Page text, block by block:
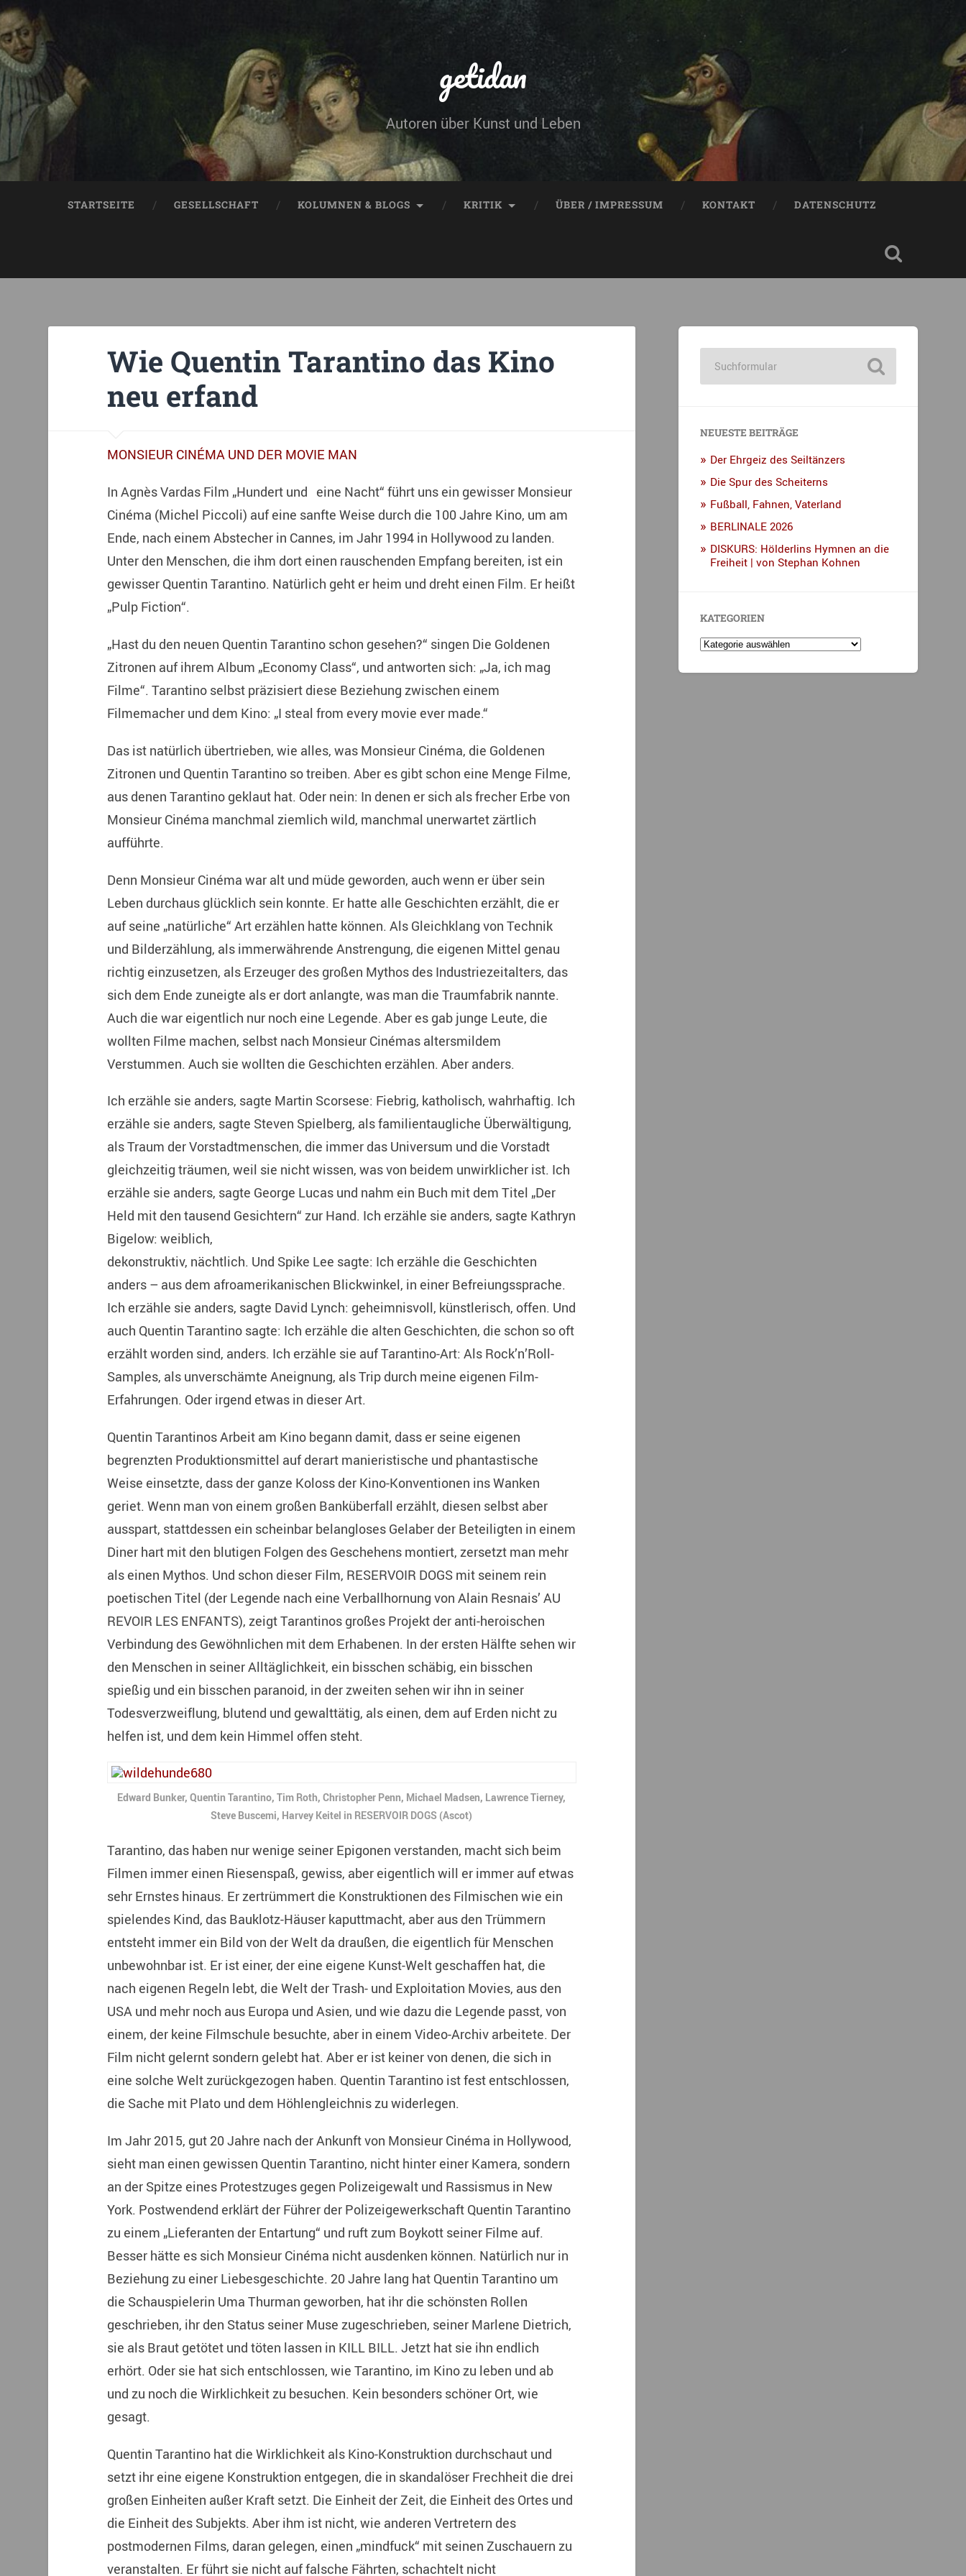
getidan
Autoren über Kunst und Leben
STARTSEITE GESELLSCHAFT KOLUMNEN & BLOGS KRITIK ÜBER / IMPRESSUM KONTAKT DATENSCHUTZ
Wie Quentin Tarantino das Kino
neu erfand
MONSIEUR CINÉMA UND DER MOVIE MAN
In Agnès Vardas Film „Hundert und eine Nacht“ führt uns ein gewisser Monsieur
Cinéma (Michel Piccoli) auf eine sanfte Weise durch die 100 Jahre Kino, um am
Ende, nach einem Abstecher in Cannes, im Jahr 1994 in Hollywood zu landen.
Unter den Menschen, die ihm dort einen rauschenden Empfang bereiten, ist ein
gewisser Quentin Tarantino. Natürlich geht er heim und dreht einen Film. Er heißt
„Pulp Fiction“.
„Hast du den neuen Quentin Tarantino schon gesehen?“ singen Die Goldenen
Zitronen auf ihrem Album „Economy Class“, und antworten sich: „Ja, ich mag
Filme“. Tarantino selbst präzisiert diese Beziehung zwischen einem
Filmemacher und dem Kino: „I steal from every movie ever made.“
Das ist natürlich übertrieben, wie alles, was Monsieur Cinéma, die Goldenen
Zitronen und Quentin Tarantino so treiben. Aber es gibt schon eine Menge Filme,
aus denen Tarantino geklaut hat. Oder nein: In denen er sich als frecher Erbe von
Monsieur Cinéma manchmal ziemlich wild, manchmal unerwartet zärtlich
aufführte.
Denn Monsieur Cinéma war alt und müde geworden, auch wenn er über sein
Leben durchaus glücklich sein konnte. Er hatte alle Geschichten erzählt, die er
auf seine „natürliche“ Art erzählen hatte können. Als Gleichklang von Technik
und Bilderzählung, als immerwährende Anstrengung, die eigenen Mittel genau
richtig einzusetzen, als Erzeuger des großen Mythos des Industriezeitalters, das
sich dem Ende zuneigte als er dort anlangte, was man die Traumfabrik nannte.
Auch die war eigentlich nur noch eine Legende. Aber es gab junge Leute, die
wollten Filme machen, selbst nach Monsieur Cinémas altersmildem
Verstummen. Auch sie wollten die Geschichten erzählen. Aber anders.
Ich erzähle sie anders, sagte Martin Scorsese: Fiebrig, katholisch, wahrhaftig. Ich
erzähle sie anders, sagte Steven Spielberg, als familientaugliche Überwältigung,
als Traum der Vorstadtmenschen, die immer das Universum und die Vorstadt
gleichzeitig träumen, weil sie nicht wissen, was von beidem unwirklicher ist. Ich
erzähle sie anders, sagte George Lucas und nahm ein Buch mit dem Titel „Der
Held mit den tausend Gesichtern“ zur Hand. Ich erzähle sie anders, sagte Kathryn
Bigelow: weiblich,
dekonstruktiv, nächtlich. Und Spike Lee sagte: Ich erzähle die Geschichten
anders ­– aus dem afroamerikanischen Blickwinkel, in einer Befreiungssprache.
Ich erzähle sie anders, sagte David Lynch: geheimnisvoll, künstlerisch, offen. Und
auch Quentin Tarantino sagte: Ich erzähle die alten Geschichten, die schon so oft
erzählt worden sind, anders. Ich erzähle sie auf Tarantino-Art: Als Rock’n’Roll-
Samples, als unverschämte Aneignung, als Trip durch meine eigenen Film-
Erfahrungen. Oder irgend etwas in dieser Art.
Quentin Tarantinos Arbeit am Kino begann damit, dass er seine eigenen
begrenzten Produktionsmittel auf derart manieristische und phantastische
Weise einsetzte, dass der ganze Koloss der Kino-Konventionen ins Wanken
geriet. Wenn man von einem großen Banküberfall erzählt, diesen selbst aber
ausspart, stattdessen ein scheinbar belangloses Gelaber der Beteiligten in einem
Diner hart mit den blutigen Folgen des Geschehens montiert, zersetzt man mehr
als einen Mythos. Und schon dieser Film, RESERVOIR DOGS mit seinem rein
poetischen Titel (der Legende nach eine Verballhornung von Alain Resnais’ AU
REVOIR LES ENFANTS), zeigt Tarantinos großes Projekt der anti-heroischen
Verbindung des Gewöhnlichen mit dem Erhabenen. In der ersten Hälfte sehen wir
den Menschen in seiner Alltäglichkeit, ein bisschen schäbig, ein bisschen
spießig und ein bisschen paranoid, in der zweiten sehen wir ihn in seiner
Todesverzweiflung, blutend und gewalttätig, als einen, dem auf Erden nicht zu
helfen ist, und dem kein Himmel offen steht.
Edward Bunker, Quentin Tarantino, Tim Roth, Christopher Penn, Michael Madsen, Lawrence Tierney,
Steve Buscemi, Harvey Keitel in RESERVOIR DOGS (Ascot)
Tarantino, das haben nur wenige seiner Epigonen verstanden, macht sich beim
Filmen immer einen Riesenspaß, gewiss, aber eigentlich will er immer auf etwas
sehr Ernstes hinaus. Er zertrümmert die Konstruktionen des Filmischen wie ein
spielendes Kind, das Bauklotz-Häuser kaputtmacht, aber aus den Trümmern
entsteht immer ein Bild von der Welt da draußen, die eigentlich für Menschen
unbewohnbar ist. Er ist einer, der eine eigene Kunst-Welt geschaffen hat, die
nach eigenen Regeln lebt, die Welt der Trash- und Exploitation Movies, aus den
USA und mehr noch aus Europa und Asien, und wie dazu die Legende passt, von
einem, der keine Filmschule besuchte, aber in einem Video-Archiv arbeitete. Der
Film nicht gelernt sondern gelebt hat. Aber er ist keiner von denen, die sich in
eine solche Welt zurückgezogen haben. Quentin Tarantino ist fest entschlossen,
die Sache mit Plato und dem Höhlengleichnis zu widerlegen.
Im Jahr 2015, gut 20 Jahre nach der Ankunft von Monsieur Cinéma in Hollywood,
sieht man einen gewissen Quentin Tarantino, nicht hinter einer Kamera, sondern
an der Spitze eines Protestzuges gegen Polizeigewalt und Rassismus in New
York. Postwendend erklärt der Führer der Polizeigewerkschaft Quentin Tarantino
zu einem „Lieferanten der Entartung“ und ruft zum Boykott seiner Filme auf.
Besser hätte es sich Monsieur Cinéma nicht ausdenken können. Natürlich nur in
Beziehung zu einer Liebesgeschichte. 20 Jahre lang hat Quentin Tarantino um
die Schauspielerin Uma Thurman geworben, hat ihr die schönsten Rollen
geschrieben, ihr den Status seiner Muse zugeschrieben, seiner Marlene Dietrich,
sie als Braut getötet und töten lassen in KILL BILL. Jetzt hat sie ihn endlich
erhört. Oder sie hat sich entschlossen, wie Tarantino, im Kino zu leben und ab
und zu noch die Wirklichkeit zu besuchen. Kein besonders schöner Ort, wie
gesagt.
Quentin Tarantino hat die Wirklichkeit als Kino-Konstruktion durchschaut und
setzt ihr eine eigene Konstruktion entgegen, die in skandalöser Frechheit die drei
großen Einheiten außer Kraft setzt. Die Einheit der Zeit, die Einheit des Ortes und
die Einheit des Subjekts. Aber ihm ist nicht, wie anderen Vertretern des
postmodernen Films, daran gelegen, einen „mindfuck“ mit seinen Zuschauern zu
veranstalten. Er führt sie nicht auf falsche Fährten, schachtelt nicht
NEUESTE BEITRÄGE
Der Ehrgeiz des Seiltänzers
Die Spur des Scheiterns
Fußball, Fahnen, Vaterland
BERLINALE 2026
DISKURS: Hölderlins Hymnen an die
Freiheit | von Stephan Kohnen
KATEGORIEN